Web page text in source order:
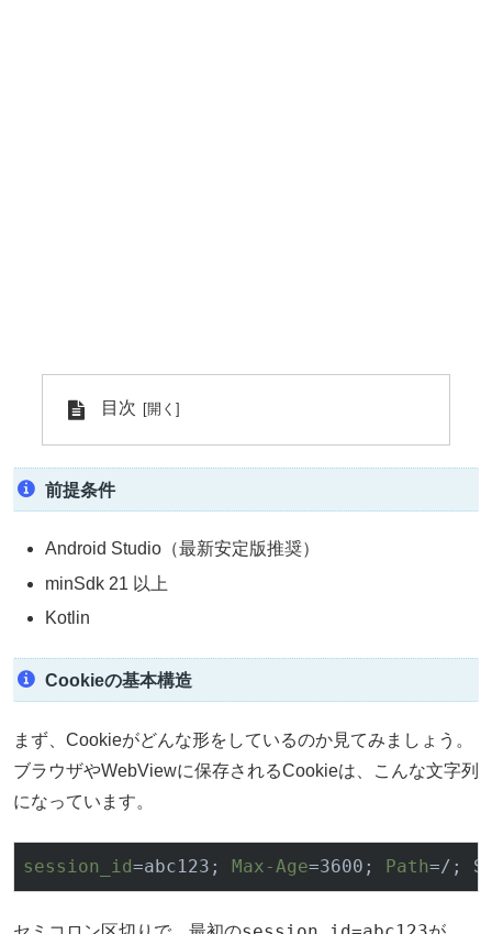
目次
前提条件
Android Studio（最新安定版推奨）
minSdk 21 以上
Kotlin
Cookieの基本構造
まず、Cookieがどんな形をしているのか見てみましょう。
ブラウザやWebViewに保存されるCookieは、こんな文字列
になっています。
session_id=abc123; Max-Age=3600; Path=/;